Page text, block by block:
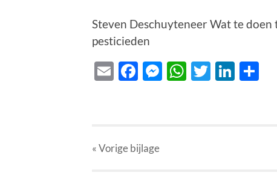
Steven Deschuyteneer Wat te
pesticieden
EmailFacebook
Messenger
WhatsApp
Twitter
« Vorigebijlage